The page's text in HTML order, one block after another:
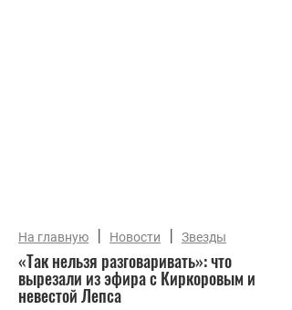
На главную | Новости | Звезды
«Так нельзя разговаривать»: что
вырезали из эфира с Киркоровым и
невестой Лепса